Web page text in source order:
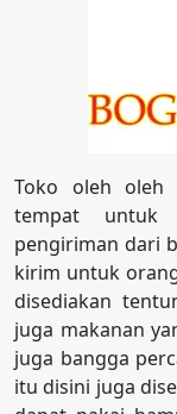
Toko oleh oleh
tempat untuk
pengiriman dari
kirim untuk
disediakan
juga makanan
juga bangga
itu disini juga